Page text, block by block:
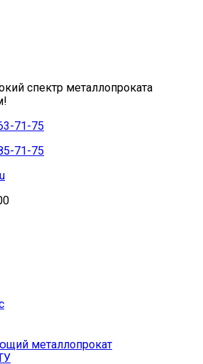
спектр металлопроката
71-75
71-75
металлопрокат